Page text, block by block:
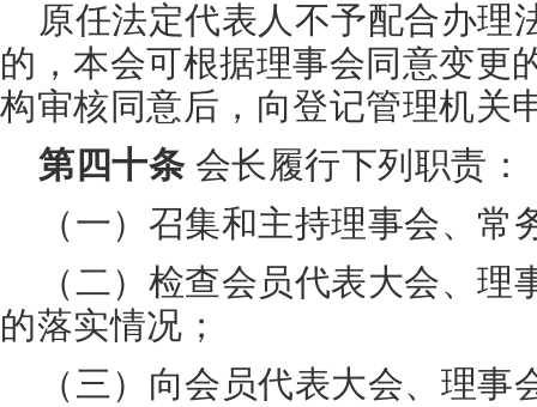
原任法定代表人不予配合办理
的，本会可根据理事会同意变更
构审核同意后，向登记管理机关
第四十条会长履行下列职责：
（一）召集和主持理事会、常
（二）检查会员代表大会、
的落实情况；
（三）向会员代表大会、理